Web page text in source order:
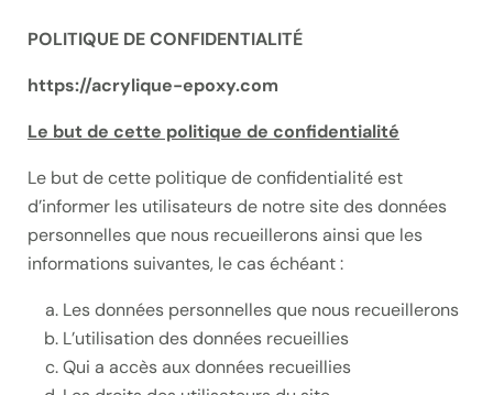
POLITIQUE DE CONFIDENTIALITÉ
https://acrylique-epoxy.com
Le but de cette politique de confidentialité
Le but de cette politique de confidentialité est
d’informer les utilisateurs de notre site des données
personnelles que nous recueillerons ainsi que les
informations suivantes, le cas échéant :
Les données personnelles que nous recueillerons
L’utilisation des données recueillies
Qui a accès aux données recueillies